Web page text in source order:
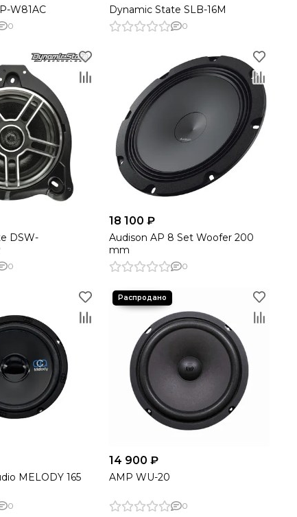
W81AC
0
Dynamic State SLB-16M
0
DSW-
0
18 100 ₽
Audison AP 8 Set Woofer 200
mm
0
MELODY 165
0
14 900 ₽
AMP WU-20
0